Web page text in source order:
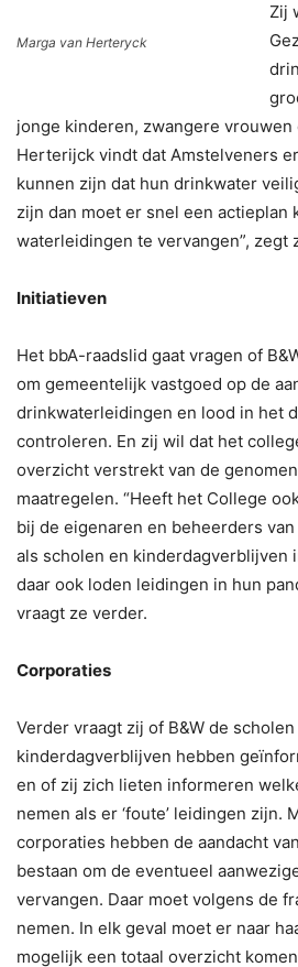
Marga van Herteryck
Zij
jonge kinderen, zwangere vrouwen
Herterijck vindt dat Amstelveners
kunnen zijn dat hun drinkwater
zijn dan moet er snel een actieplan
waterleidingen te vervangen”, zegt
Initiatieven
Het bbA-raadslid gaat vragen of
om gemeentelijk vastgoed op de
drinkwaterleidingen en lood in het
controleren. En zij wil dat het
overzicht verstrekt van de
maatregelen. “Heeft het College
bij de eigenaren en beheerders
als scholen en kinderdagverblijven
daar ook loden leidingen in hun
vraagt ze verder.
Corporaties
Verder vraagt zij of B&W de scholen
kinderdagverblijven hebben
en of zij zich lieten informeren
nemen als er ‘foute’ leidingen zijn.
corporaties hebben de aandacht
bestaan om de eventueel
vervangen. Daar moet volgens de
nemen. In elk geval moet er naar
mogelijk een totaal overzicht